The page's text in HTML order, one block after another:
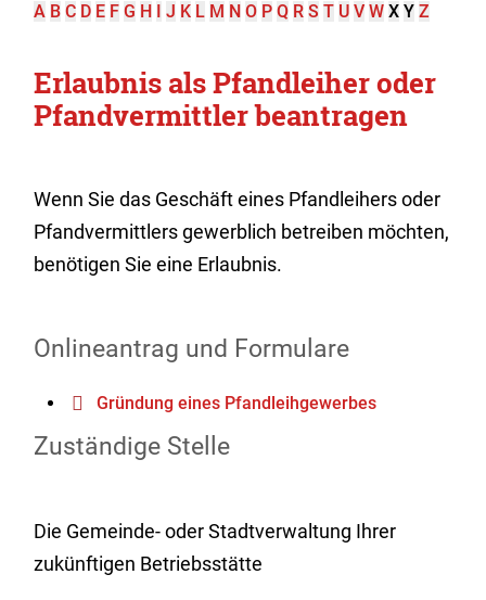
A B C D E F G H I J K L M N O P Q R S T U V W X Y Z
Erlaubnis als Pfandleiher oder
Pfandvermittler beantragen
Wenn Sie das Geschäft eines Pfandleihers oder
Pfandvermittlers gewerblich betreiben möchten,
benötigen Sie eine Erlaubnis.
Onlineantrag und Formulare
Gründung eines Pfandleihgewerbes
Zuständige Stelle
Die Gemeinde- oder Stadtverwaltung Ihrer
zukünftigen Betriebsstätte